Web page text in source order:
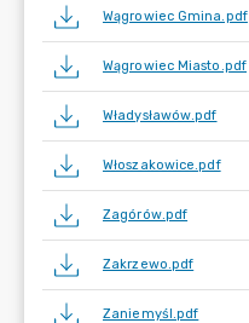
Wągrowiec Gmina.pdf
Wągrowiec Miasto.pdf
Władysławów.pdf
Włoszakowice.pdf
Zagórów.pdf
Zakrzewo.pdf
Zaniemyśl.pdf